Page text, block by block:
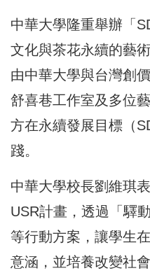
中華大學隆重舉辦「
文化與茶花永續的藝
由中華大學與台灣創
舒喜巷工作室及多位
方在永續發展目標（
踐。
中華大學校長劉維琪
USR計畫，透過「驛
等行動方案，讓學生
意涵，並培養改變社